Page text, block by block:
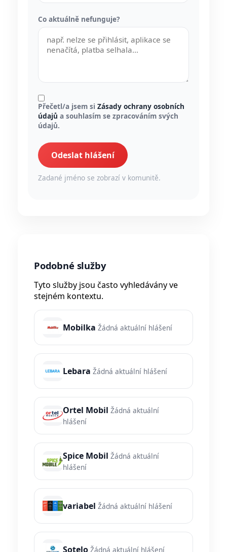
Co aktuálně nefunguje?
Přečetl/a jsem si Zásady ochrany osobních
údajů a souhlasím se zpracováním svých
údajů.
Odeslat hlášení
Zadané jméno se zobrazí v komunitě.
Podobné služby
Tyto služby jsou často vyhledávány ve
stejném kontextu.
Mobilka Žádná aktuální hlášení
Lebara Žádná aktuální hlášení
Ortel Mobil Žádná aktuální
hlášení
Spice Mobil Žádná aktuální
hlášení
variabel Žádná aktuální hlášení
Sotelo Žádná aktuální hlášení